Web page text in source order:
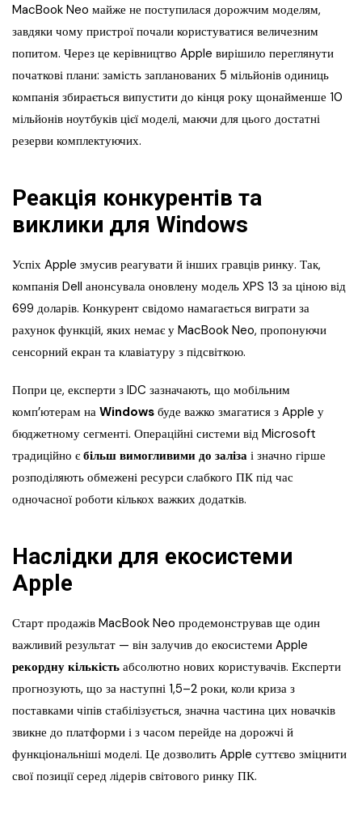
MacBook Neo майже не поступилася дорожчим моделям,
завдяки чому пристрої почали користуватися величезним
попитом. Через це керівництво Apple вирішило переглянути
початкові плани: замість запланованих 5 мільйонів одиниць
компанія збирається випустити до кінця року щонайменше 10
мільйонів ноутбуків цієї моделі, маючи для цього достатні
резерви комплектуючих.
Реакція конкурентів та
виклики для Windows
Успіх Apple змусив реагувати й інших гравців ринку. Так,
компанія Dell анонсувала оновлену модель XPS 13 за ціною від
699 доларів. Конкурент свідомо намагається виграти за
рахунок функцій, яких немає у MacBook Neo, пропонуючи
сенсорний екран та клавіатуру з підсвіткою.
Попри це, експерти з IDC зазначають, що мобільним
комп’ютерам на Windows буде важко змагатися з Apple у
бюджетному сегменті. Операційні системи від Microsoft
традиційно єбільш вимогливими до заліза і значно гірше
розподіляють обмежені ресурси слабкого ПК під час
одночасної роботи кількох важких додатків.
Наслідки для екосистеми
Apple
Старт продажів MacBook Neo продемонстрував ще один
важливий результат — він залучив до екосистеми Apple
рекордну кількість абсолютно нових користувачів. Експерти
прогнозують, що за наступні 1,5–2 роки, коли криза з
поставками чіпів стабілізується, значна частина цих новачків
звикне до платформи і з часом перейде на дорожчі й
функціональніші моделі. Це дозволить Apple суттєво зміцнити
свої позиції серед лідерів світового ринку ПК.